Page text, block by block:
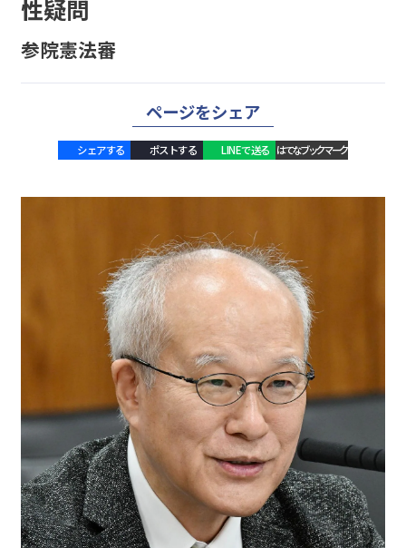
性疑問
参院憲法審
ページをシェア
シェアする ポストする LINEで送る はてなブックマーク